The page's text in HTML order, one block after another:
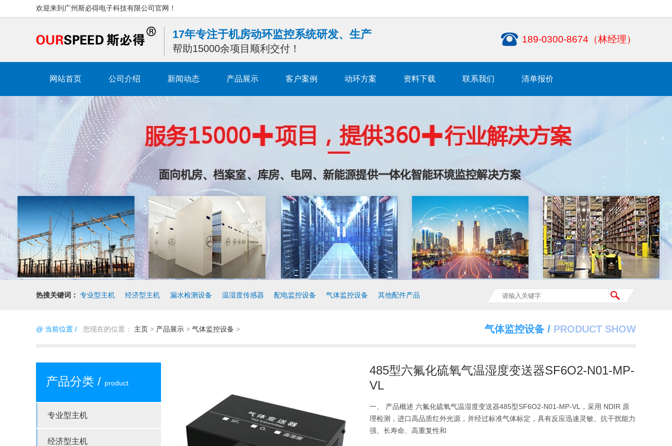
欢迎来到广州斯必得电子科技有限公司官网！
17年专注于机房动环监控系统研发、生产
帮助15000余项目顺利交付！
189-0300-8674（林经理）
网站首页 公司介绍 新闻动态 产品展示 客户案例 动环方案 资料下载 联系我们 清单报价
热搜关键词： 专业型主机 经济型主机 漏水检测设备 温湿度传感器 配电监控设备 气体监控设备 其他配件产品
@ 当前位置 / 您现在的位置： 主页 > 产品展示 > 气体监控设备 > 气体监控设备 / PRODUCT SHOW
产品分类 / product
专业型主机
经济型主机
485型六氟化硫氧气温湿度变送器SF6O2-N01-MP-
VL
一、 产品概述 六氟化硫氧气温湿度变送器485型SF6O2-N01-MP-VL，采用 NDIR 原
理检测，进口高品质红外光源，并经过标准气体标定，具有反应迅速灵敏、抗干扰能力
强、长寿命、高重复性和